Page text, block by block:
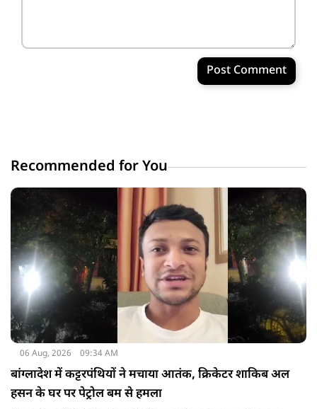
Post Comment
Recommended for You
06 Aug, 2026 09:34 AM
बांग्लादेश में कट्टरपंथियों ने मचाया आतंक, क्रिकेटर शाकिब अल
हसन के घर पर पेट्रोल बम से हमला